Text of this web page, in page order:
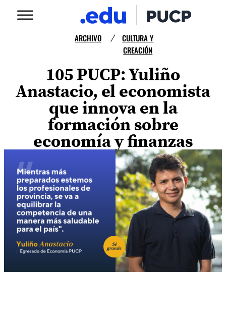
ARCHIVO /
CULTURA Y
CREACIÓN
105 PUCP: Yuliño
Anastacio, el economista
que innova en la
formación sobre
economía y finanzas